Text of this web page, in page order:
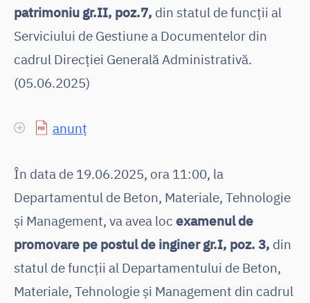
patrimoniu gr.II, poz.7, din statul de funcții al
Serviciului de Gestiune a Documentelor din
cadrul Direcției Generală Administrativă.
(05.06.2025)
anunț
În data de 19.06.2025, ora 11:00, la
Departamentul de Beton, Materiale, Tehnologie
și Management, va avea loc examenul de
promovare pe postul de inginer gr.I, poz. 3, din
statul de funcții al Departamentului de Beton,
Materiale, Tehnologie și Management din cadrul